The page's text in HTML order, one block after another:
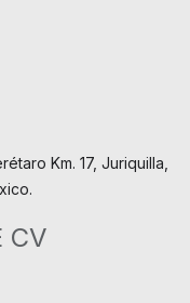
Km. 17, Juriquilla,
CV